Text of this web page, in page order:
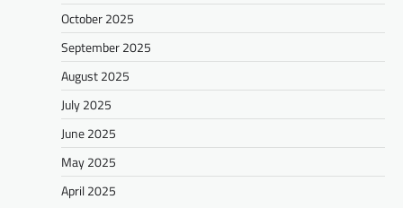
October 2025
September 2025
August 2025
July 2025
June 2025
May 2025
April 2025